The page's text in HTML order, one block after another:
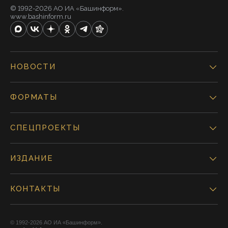
© 1992-2026 АО ИА «Башинформ».
www.bashinform.ru
НОВОСТИ
ФОРМАТЫ
СПЕЦПРОЕКТЫ
ИЗДАНИЕ
КОНТАКТЫ
© 1992-2026 АО ИА «Башинформ».